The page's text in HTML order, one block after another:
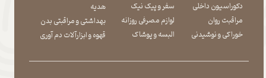
دکوراسیون داخلی
مراقبت روان
​​​​​​​خوراکی و نوشیدنی
سفر و پیک نیک
لوازم مصرفی روزانه
​​​​​​​البسه و پوشاک
هدیه
بهداشتی و مراقبتی بدن
​​​​​​​قهوه و ابزارآلات دم آوری